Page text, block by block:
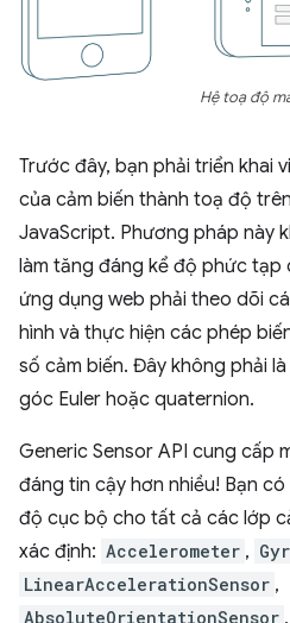
Hệ toạ độ
Trước đây, bạn phải triển khai
của cảm biến thành toạ độ
JavaScript. Phương pháp này
làm tăng đáng kể độ phức tạp
ứng dụng web phải theo dõi
hình và thực hiện các phép
số cảm biến. Đây không phải
góc Euler hoặc quaternion.
Generic Sensor API cung cấp
đáng tin cậy hơn nhiều! Bạn
độ cục bộ cho tất cả các lớp
xác định: Accelerometer ,
LinearAccelerationSensor ,
AbsoluteOrientationSensor ,